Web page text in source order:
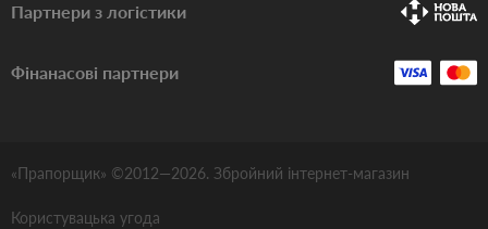
Партнери з логістики
Фінанасові партнери
«Прапорщик» ©2012—2026. Збройний інтернет-магазин
Користувацька угода